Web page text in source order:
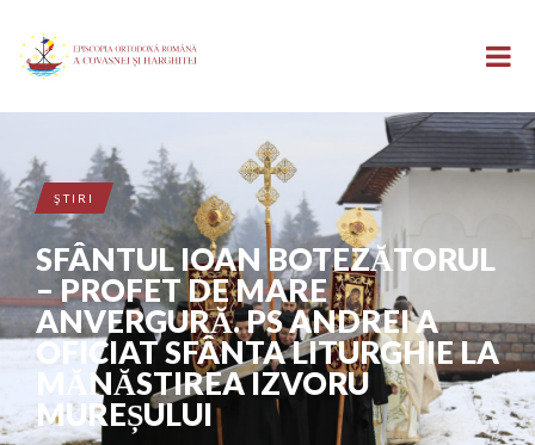
ŞTIRI
SFÂNTUL IOAN BOTEZĂTORUL
– PROFET DE MARE
ANVERGURĂ. PS ANDREI A
OFICIAT SFÂNTA LITURGHIE LA
MĂNĂSTIREA IZVORU
MUREȘULUI